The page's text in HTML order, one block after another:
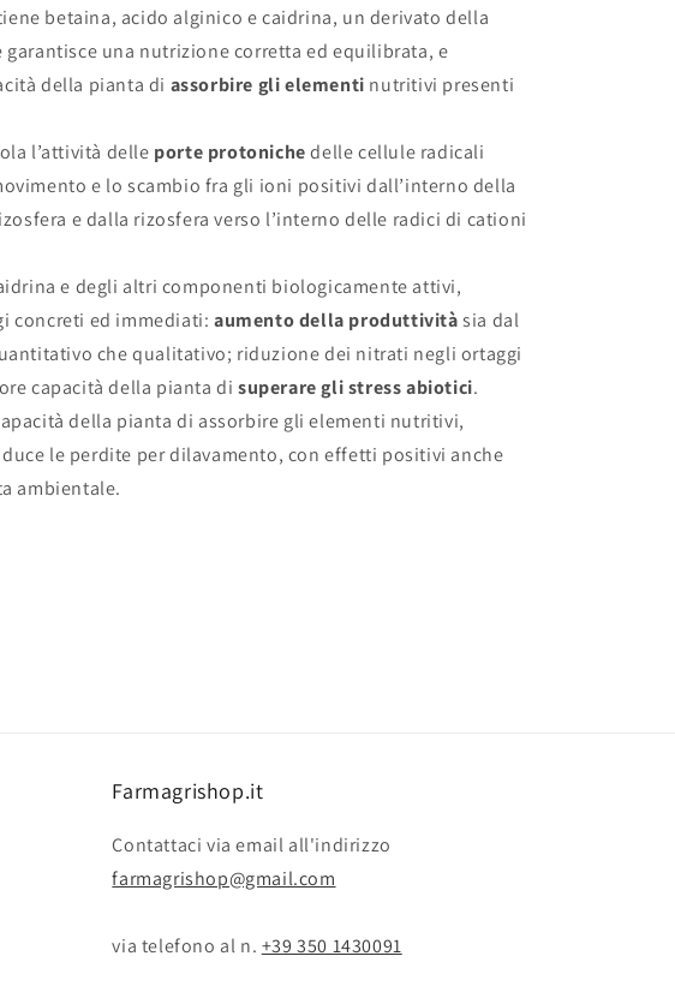
betaina, acido alginico e caidrina, un derivato della
garantisce una nutrizione corretta ed equilibrata, e
della pianta di assorbire gli elementi nutritivi presenti
l’attività delle porte protoniche delle cellule radicali
e lo scambio fra gli ioni positivi dall’interno della
e dalla rizosfera verso l’interno delle radici di cationi
e degli altri componenti biologicamente attivi,
concreti ed immediati: aumento della produttività sia dal
che qualitativo; riduzione dei nitrati negli ortaggi
capacità della pianta di superare gli stress abiotici.
della pianta di assorbire gli elementi nutritivi,
le perdite per dilavamento, con effetti positivi anche
ambientale.
Farmagrishop.it
Contattaci via email all'indirizzo
farmagrishop@gmail.com
via telefono al n. ‭‭ +39 350 1430091